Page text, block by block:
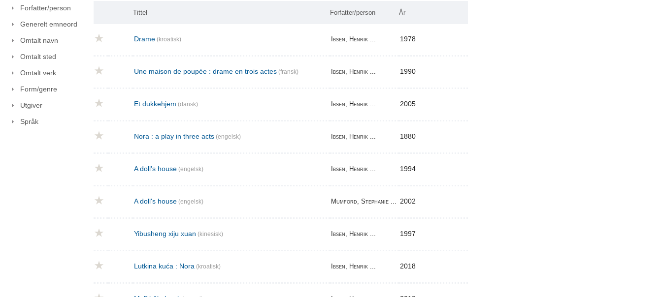
Forfatter/person
Generelt emneord
Omtalt navn
Omtalt sted
Omtalt verk
Form/genre
Utgiver
Språk
Tittel Forfatter/person År
Drame (kroatisk) Ibsen, Henrik ... 1978
Une maison de poupée : drame en trois actes (fransk) Ibsen, Henrik ... 1990
Et dukkehjem (dansk) Ibsen, Henrik ... 2005
Nora : a play in three acts (engelsk) Ibsen, Henrik ... 1880
A doll's house (engelsk) Ibsen, Henrik ... 1994
A doll's house (engelsk) Mumford, Stephanie ... 2002
Yibusheng xiju xuan (kinesisk) Ibsen, Henrik ... 1997
Lutkina kuća : Nora (kroatisk) Ibsen, Henrik ... 2018